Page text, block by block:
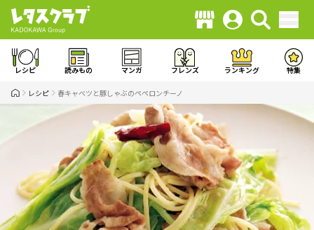
レシピ 読みもの マンガ フレンズ ランキング 特集
レシピ 春キャベツと豚しゃぶのペペロンチーノ